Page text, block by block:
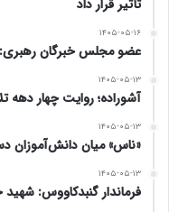
خواندند که «اقتدارت
کیست»، «به همه
سالاری مقابله کن» و…
فشار انتقادات بابت از
تشکیل پرونده برای
تأثیر قرار داد
۱۴۰۵-۰۵-۱۶
عضو مجلس خبرگان رهبری:
۱۴۰۵-۰۵-۱۳
آشوراده؛ روایت چهار دهه
۱۴۰۵-۰۵-۱۳
«ناس» میان
۱۴۰۵-۰۵-۱۳
فرماندار گنبدکاووس: